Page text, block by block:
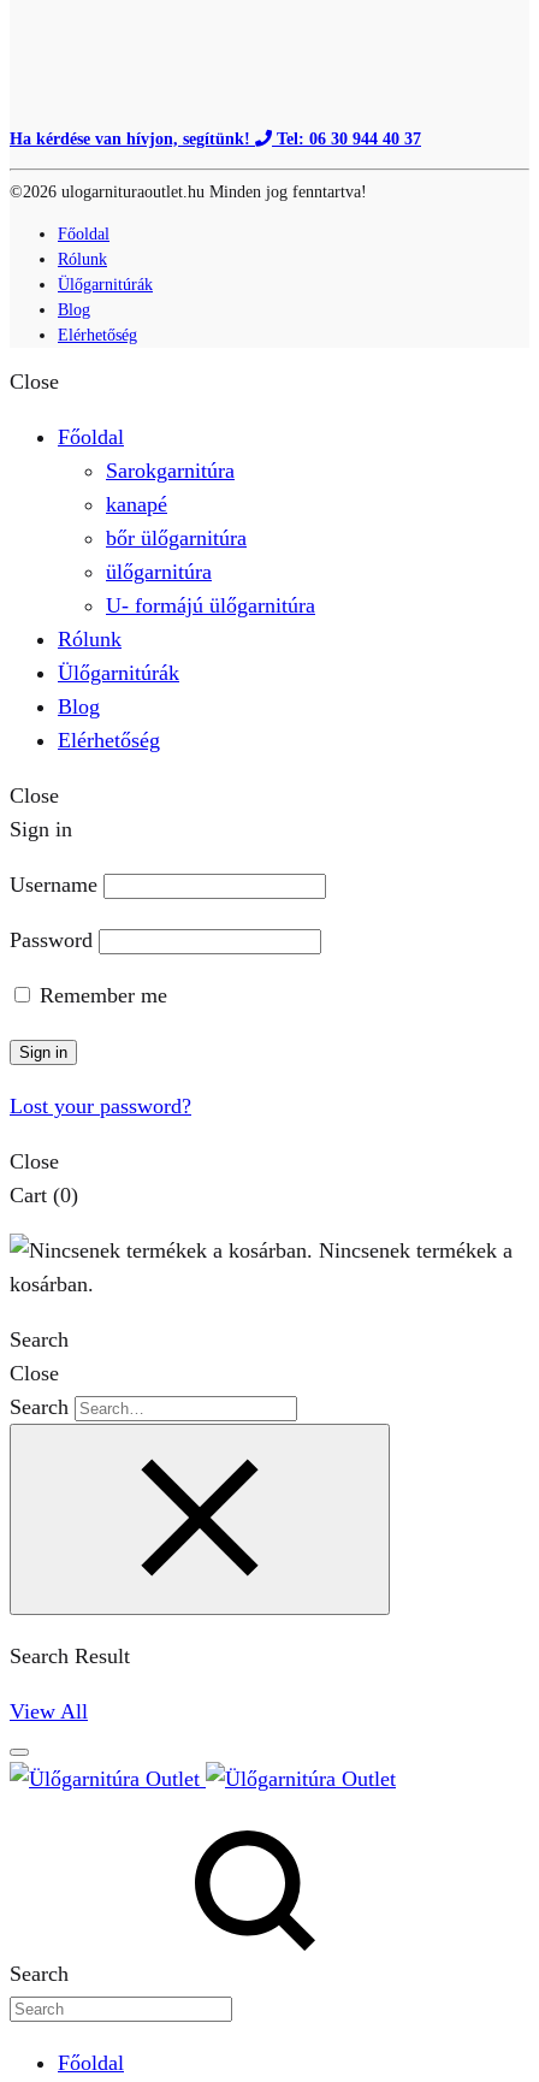
Ha kérdése van hívjon, segítünk! Tel: 06 30 944 40 37
©2026 ulogarnituraoutlet.hu Minden jog fenntartva!
Főoldal
Rólunk
Ülőgarnitúrák
Blog
Elérhetőség
Close
Főoldal
Sarokgarnitúra
kanapé
bőr ülőgarnitúra
ülőgarnitúra
U- formájú ülőgarnitúra
Rólunk
Ülőgarnitúrák
Blog
Elérhetőség
Close
Sign in
Username
Password
Remember me
Sign in
Lost your password?
Close
Cart (0)
Nincsenek termékek a
kosárban.
Search
Close
Search
Search Result
View All
Search
Főoldal